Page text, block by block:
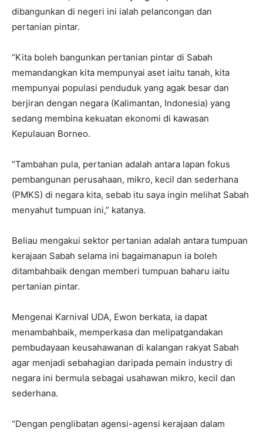
dibangunkan di negeri ini ialah pelancongan dan
pertanian pintar.
“Kita boleh bangunkan pertanian pintar di Sabah
memandangkan kita mempunyai aset iaitu tanah, kita
mempunyai populasi penduduk yang agak besar dan
berjiran dengan negara (Kalimantan, Indonesia) yang
sedang membina kekuatan ekonomi di kawasan
Kepulauan Borneo.
“Tambahan pula, pertanian adalah antara lapan fokus
pembangunan perusahaan, mikro, kecil dan sederhana
(PMKS) di negara kita, sebab itu saya ingin melihat Sabah
menyahut tumpuan ini,” katanya.
Beliau mengakui sektor pertanian adalah antara tumpuan
kerajaan Sabah selama ini bagaimanapun ia boleh
ditambahbaik dengan memberi tumpuan baharu iaitu
pertanian pintar.
Mengenai Karnival UDA, Ewon berkata, ia dapat
menambahbaik, memperkasa dan melipatgandakan
pembudayaan keusahawanan di kalangan rakyat Sabah
agar menjadi sebahagian daripada pemain industry di
negara ini bermula sebagai usahawan mikro, kecil dan
sederhana.
“Dengan penglibatan agensi-agensi kerajaan dalam